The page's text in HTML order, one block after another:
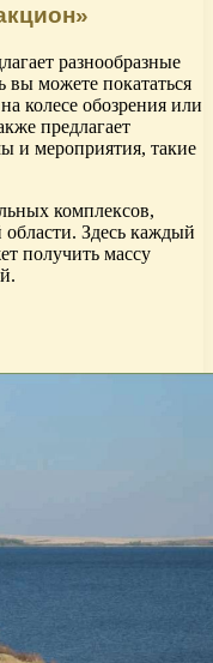
разнообразные
вы можете покататься
колесе обозрения или
предлагает
и мероприятия, такие
комплексов,
Здесь каждый
получить массу